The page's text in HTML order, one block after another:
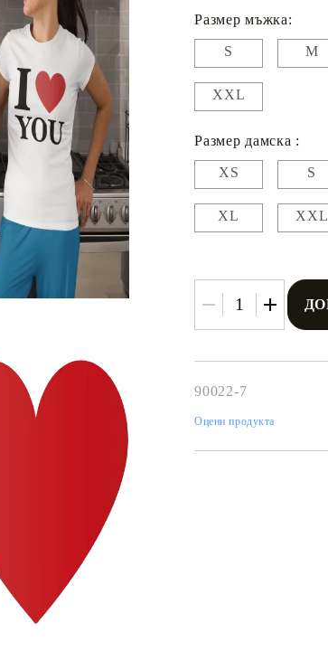
Размер мъжка:
S M
XXL
Размер дамска :
XS S
XL XXL
90022-7
Оцени продукта